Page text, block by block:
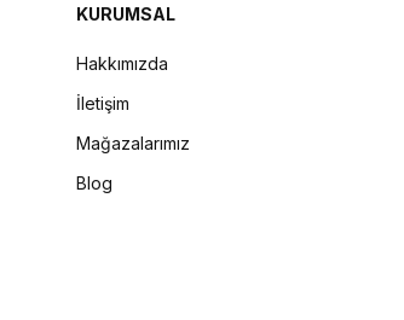
KURUMSAL
Hakkımızda
İletişim
Mağazalarımız
Blog